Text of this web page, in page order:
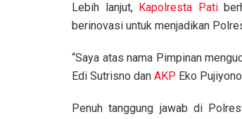
Lebih lanjut, Kapolresta Pati
berinovasi untuk menjadikan
“Saya atas nama Pimpinan
Edi Sutrisno dan AKP Eko
Penuh tanggung jawab di